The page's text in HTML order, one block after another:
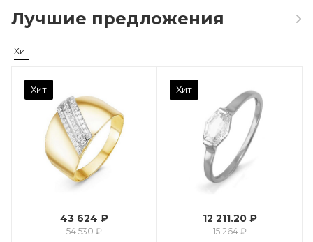
Лучшие предложения
Хит
Хит
43 624 ₽
54 530 ₽
Хит
Вес драгметалла
Марка (бренд)
Дельта
Фианит
Цвет золота
12 211.20 ₽
15 264 ₽